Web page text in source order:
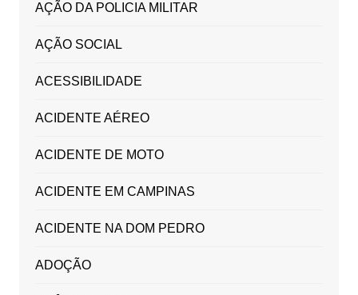
AÇÃO DA POLICIA MILITAR
AÇÃO SOCIAL
ACESSIBILIDADE
ACIDENTE AÉREO
ACIDENTE DE MOTO
ACIDENTE EM CAMPINAS
ACIDENTE NA DOM PEDRO
ADOÇÃO